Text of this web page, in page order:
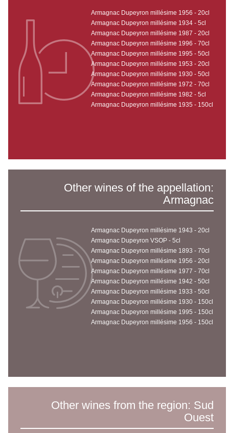
Armagnac Dupeyron millésime 1956 - 20cl
Armagnac Dupeyron millésime 1934 - 5cl
Armagnac Dupeyron millésime 1987 - 20cl
Armagnac Dupeyron millésime 1996 - 70cl
Armagnac Dupeyron millésime 1995 - 50cl
Armagnac Dupeyron millésime 1953 - 20cl
Armagnac Dupeyron millésime 1930 - 50cl
Armagnac Dupeyron millésime 1972 - 70cl
Armagnac Dupeyron millésime 1982 - 5cl
Armagnac Dupeyron millésime 1935 - 150cl
Other wines of the appellation:
Armagnac
Armagnac Dupeyron millésime 1943 - 20cl
Armagnac Dupeyron VSOP - 5cl
Armagnac Dupeyron millésime 1893 - 70cl
Armagnac Dupeyron millésime 1956 - 20cl
Armagnac Dupeyron millésime 1977 - 70cl
Armagnac Dupeyron millésime 1942 - 50cl
Armagnac Dupeyron millésime 1933 - 50cl
Armagnac Dupeyron millésime 1930 - 150cl
Armagnac Dupeyron millésime 1995 - 150cl
Armagnac Dupeyron millésime 1956 - 150cl
Other wines from the region: Sud
Ouest